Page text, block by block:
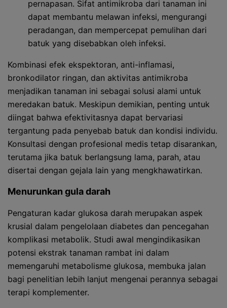
pernapasan. Sifat antimikroba dari tanaman ini
dapat membantu melawan infeksi, mengurangi
peradangan, dan mempercepat pemulihan dari
batuk yang disebabkan oleh infeksi.
Kombinasi efek ekspektoran, anti-inflamasi,
bronkodilator ringan, dan aktivitas antimikroba
menjadikan tanaman ini sebagai solusi alami untuk
meredakan batuk. Meskipun demikian, penting untuk
diingat bahwa efektivitasnya dapat bervariasi
tergantung pada penyebab batuk dan kondisi individu.
Konsultasi dengan profesional medis tetap disarankan,
terutama jika batuk berlangsung lama, parah, atau
disertai dengan gejala lain yang mengkhawatirkan.
Menurunkan gula darah
Pengaturan kadar glukosa darah merupakan aspek
krusial dalam pengelolaan diabetes dan pencegahan
komplikasi metabolik. Studi awal mengindikasikan
potensi ekstrak tanaman rambat ini dalam
memengaruhi metabolisme glukosa, membuka jalan
bagi penelitian lebih lanjut mengenai perannya sebagai
terapi komplementer.